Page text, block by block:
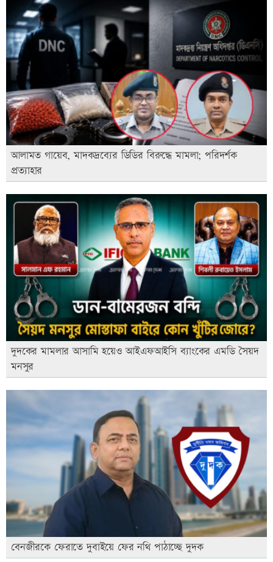
আলামত গায়েব, মাদকদ্রব্যের ডিডির বিরুদ্ধে মামলা; পরিদর্শক
প্রত্যাহার
দুদকের মামলার আসামি হয়েও আইএফআইসি ব্যাংকের এমডি সৈয়দ
মনসুর
বেনজীরকে ফেরাতে দুবাইয়ে ফের নথি পাঠাচ্ছে দুদক